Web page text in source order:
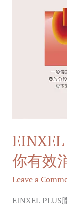
你有效
Leave a
EINXEL PLUS
皮
紋